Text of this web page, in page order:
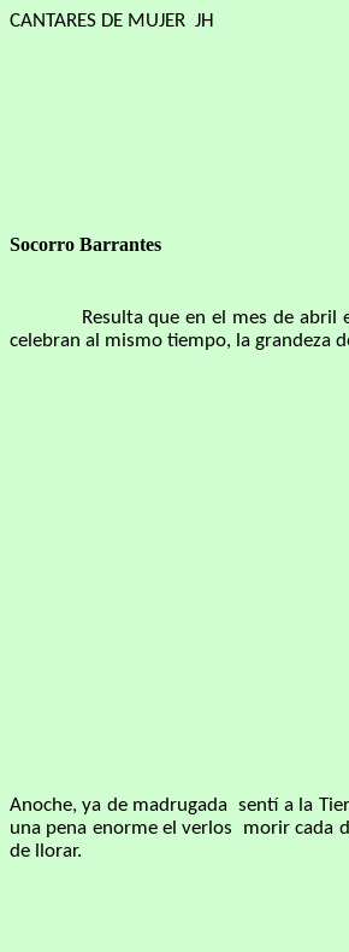
CANTARES DE MUJER JH
Socorro Barrantes
Resulta que en el mes de abril es
celebran al mismo tiempo, la grandeza
Anoche, ya de madrugada sentí a la
una pena enorme el verlos morir cada
de llorar.